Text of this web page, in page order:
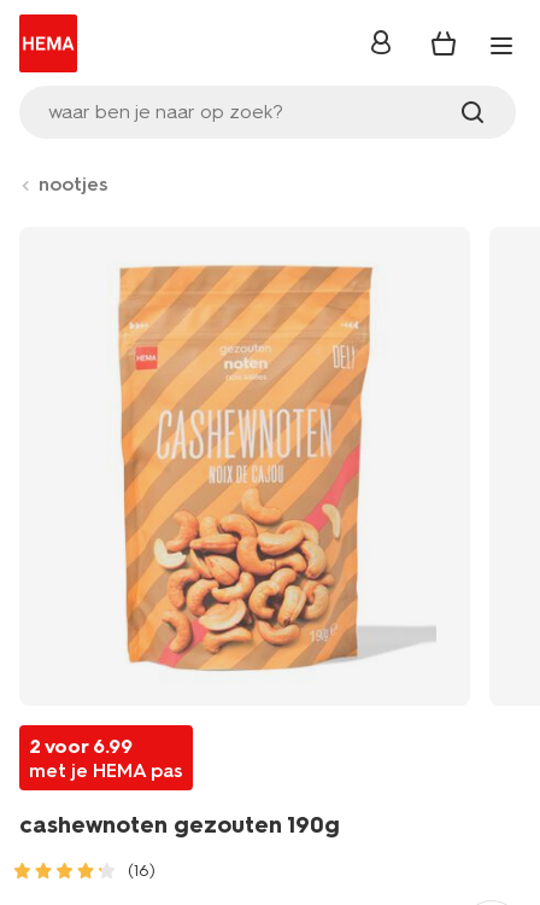
waar ben je naar op zoek?
inloggen
nootjes
2 voor 6.99
met je HEMA pas
cashewnoten gezouten 190g
(16)